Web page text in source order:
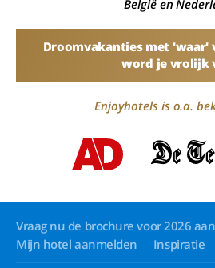
België en
Droomvakanties met 'waar'
word je vrolijk
Enjoyhotels is o.a.
Vraag nu de brochure voor 2026
Mijn hotel aanmelden
Inspiratie